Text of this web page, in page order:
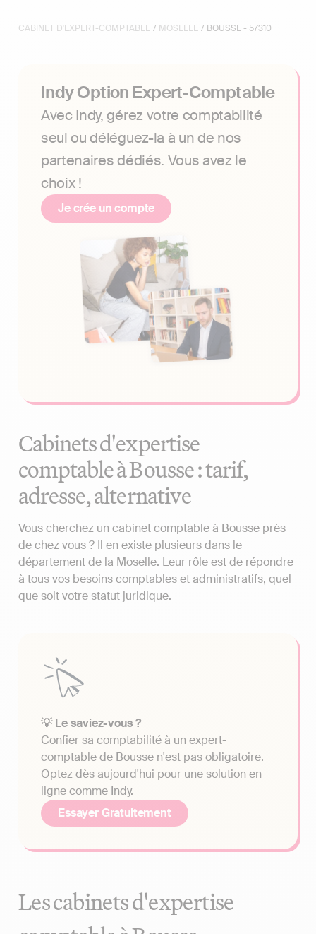
CABINET D'EXPERT-COMPTABLE / MOSELLE / BOUSSE - 57310
Indy Option Expert-Comptable
Avec Indy, gérez votre comptabilité
seul ou déléguez-la à un de nos
partenaires dédiés. Vous avez le
choix !
Je crée un compte
Cabinets d'expertise
comptable à Bousse : tarif,
adresse, alternative
Vous cherchez un cabinet comptable à Bousse près
de chez vous ? Il en existe plusieurs dans le
département de la Moselle. Leur rôle est de répondre
à tous vos besoins comptables et administratifs, quel
que soit votre statut juridique.
💡 Le saviez-vous ?
Confier sa comptabilité à un expert-
comptable de Bousse n'est pas obligatoire.
Optez dès aujourd'hui pour une solution en
ligne comme Indy.
Essayer Gratuitement
Les cabinets d'expertise